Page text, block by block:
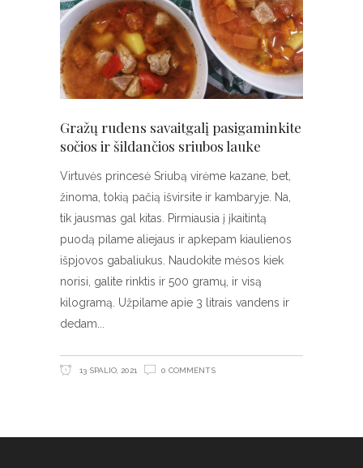
Gražų rudens savaitgalį pasigaminkite
sočios ir šildančios sriubos lauke
Virtuvės princesė Sriubą virėme kazane, bet,
žinoma, tokią pačią išvirsite ir kambaryje. Na,
tik jausmas gal kitas. Pirmiausia į įkaitintą
puodą pilame aliejaus ir apkepam kiaulienos
išpjovos gabaliukus. Naudokite mėsos kiek
norisi, galite rinktis ir 500 gramų, ir visą
kilogramą. Užpilame apie 3 litrais vandens ir
dedam
13 SPALIO, 2021 0 COMMENTS